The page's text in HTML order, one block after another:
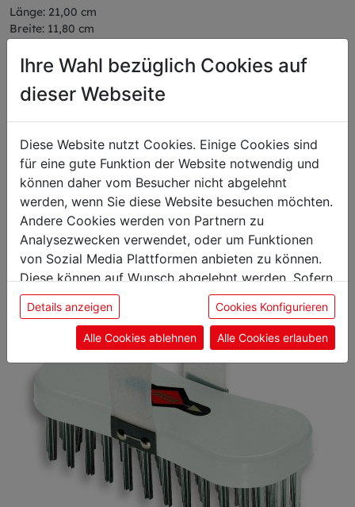
Länge: 21,00 cm
Breite: 11,80 cm
Gewicht: 0,04 kg
Das könnte Sie auch
interessieren
Ihre Wahl bezüglich Cookies auf
dieser Webseite
Diese Website nutzt Cookies. Einige Cookies sind
für eine gute Funktion der Website notwendig und
können daher vom Besucher nicht abgelehnt
werden, wenn Sie diese Website besuchen möchten.
Andere Cookies werden von Partnern zu
Analysezwecken verwendet, oder um Funktionen
von Sozial Media Plattformen anbieten zu können.
Diese können auf Wunsch abgelehnt werden. Sofern
sie unsere Webseite weiter nutzen, geben Sie
Einwilligung zu unseren Cookies.
Details anzeigen Cookies Konfigurieren
Alle Cookies ablehnen Alle Cookies erlauben